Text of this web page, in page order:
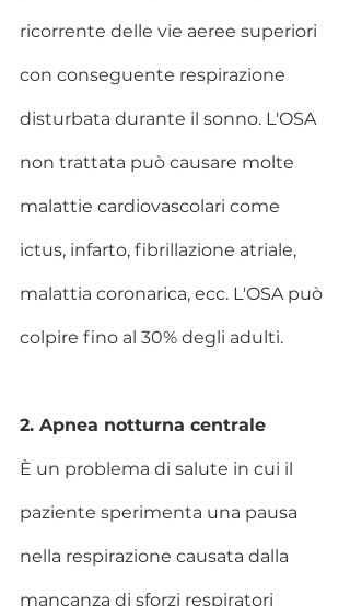
ricorrente delle vie aeree superiori
con conseguente respirazione
disturbata durante il sonno. L'OSA
non trattata può causare molte
malattie cardiovascolari come
ictus, infarto, fibrillazione atriale,
malattia coronarica, ecc. L'OSA può
colpire fino al 30% degli adulti.
2. Apnea notturna centrale
È un problema di salute in cui il
paziente sperimenta una pausa
nella respirazione causata dalla
mancanza di sforzi respiratori